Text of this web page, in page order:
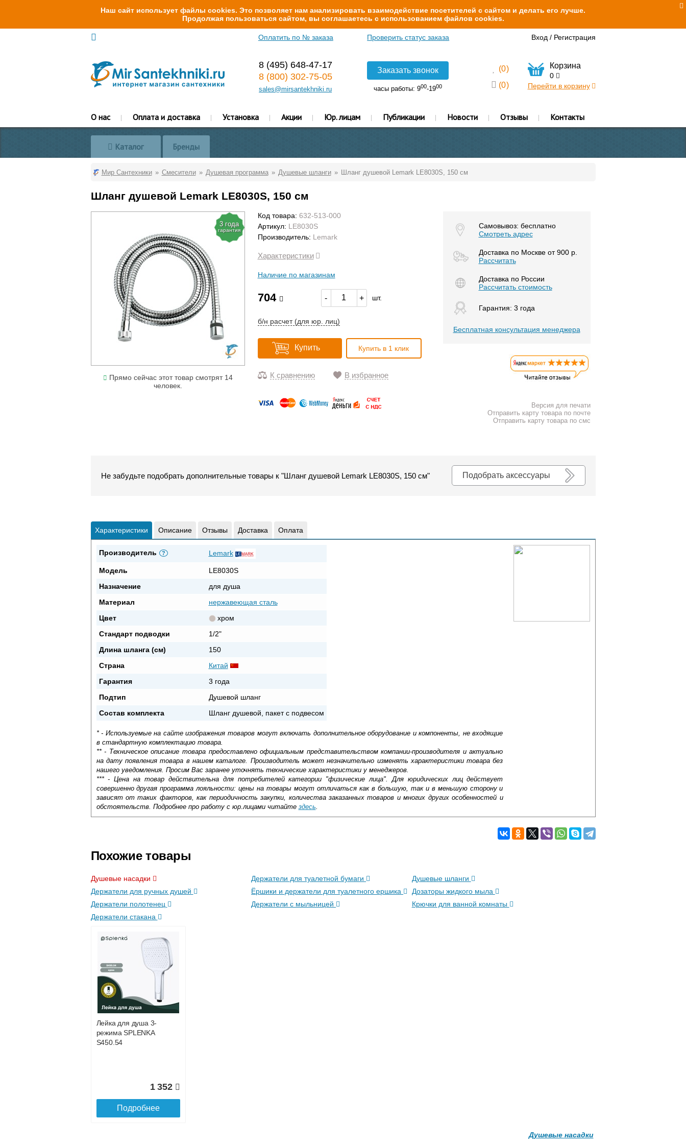
Наш сайт использует файлы cookies. Это позволяет нам анализировать взаимодействие посетителей с сайтом и делать его лучше.
Продолжая пользоваться сайтом, вы соглашаетесь с использованием файлов cookies.
Оплатить по № заказа Проверить статус заказа Вход / Регистрация
8 (495) 648-47-17
8 (800) 302-75-05
sales@mirsantekhniki.ru
Заказать звонок
часы работы: 900-1900
(0)
(0)
Корзина
0
Перейти в корзину
О нас Оплата и доставка Установка Акции Юр. лицам Публикации Новости Отзывы Контакты
Каталог Бренды
Мир Сантехники Смесители Душевая программа Душевые шланги Шланг душевой Lemark LE8030S, 150 см
Шланг душевой Lemark LE8030S, 150 см
3 года
гарантия
Прямо сейчас этот товар смотрят 14
человек.
Код товара: 632-513-000
Артикул: LE8030S
Производитель: Lemark
Характеристики
Наличие по магазинам
704 - + шт.
б/н расчет (для юр. лиц)
Купить Купить в 1 клик
К сравнению В избранное
Самовывоз: бесплатно
Смотреть адрес
Доставка по Москве от 900 р.
Расcчитать
Доставка по России
Рассчитать стоимость
Гарантия: 3 года
Бесплатная консультация менеджера
Версия для печати
Отправить карту товара по почте
Отправить карту товара по смс
Подобрать аксессуары
Не забудьте подобрать дополнительные товары к "Шланг душевой Lemark LE8030S, 150 см"
Характеристики Описание Отзывы Доставка Оплата
Производитель ? Lemark
Модель
LE8030S
Назначение
для душа
Материал
нержавеющая сталь
Цвет
хром
Стандарт подводки
1/2"
Длина шланга (см)
150
Страна
Китай
Гарантия
3 года
Подтип
Душевой шланг
Состав комплекта
Шланг душевой, пакет с подвесом
* - Используемые на сайте изображения товаров могут включать дополнительное оборудование и компоненты, не входящие
в стандартную комплектацию товара.
** - Техническое описание товара предоставлено официальным представительством компании-производителя и актуально
на дату появления товара в нашем каталоге. Производитель может незначительно изменять характеристики товара без
нашего уведомления. Просим Вас заранее уточнять технические характеристики у менеджеров.
*** - Цена на товар действительна для потребителей категории "физические лица". Для юридических лиц действует
совершенно другая программа лояльности: цены на товары могут отличаться как в большую, так и в меньшую сторону и
зависят от таких факторов, как периодичность закупки, количества заказанных товаров и многих других особенностей и
обстоятельств. Подробнее про работу с юр.лицами читайте здесь
Доставка сантехники по Москве и Московской области
Подъем на этаж.
услуга платная
возможность
Доставка в регионы России.
Возможные способы оплаты:
Банковской картой на сайте в режиме реального времени
Банковской картой при получении товара как при доставке, так и самовывозом
Интернет-деньгами (Yandex-деньги, Web-money, Qiwi-кошельки и другие).
Похожие товары
Душевые насадки Держатели для туалетной бумаги
Душевые шланги
Держатели для ручных душей
Ёршики и держатели для туалетного ершика
Дозаторы жидкого мыла
Держатели полотенец
Держатели с мыльницей
Крючки для ванной комнаты
Держатели стакана
Лейка для душа 3-
режима SPLENKA
S450.54
1 352
Подробнее
Душевые насадки